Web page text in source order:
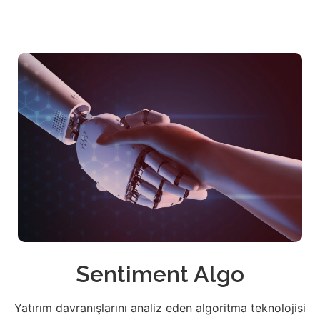
Sentiment Algo
Yatırım davranışlarını analiz eden algoritma teknolojisi